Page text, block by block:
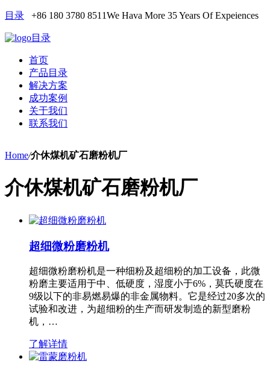
目录 +86 180 3780 8511We Hava More 35 Years Of Expeiences
目录
首页
产品目录
解决方案
成功案例
关于我们
联系我们
Home/介休煤机矿石磨粉机厂
介休煤机矿石磨粉机厂
超细微粉磨粉机
超细微粉磨粉机是一种细粉及超细粉的加工设备，此微
粉磨主要适用于中、低硬度，湿度小于6%，莫氏硬度在
9级以下的非易燃易爆的非金属物料。它是经过20多次的
试验和改进，为超细粉的生产而研发制造的新型磨粉
机，…
了解详情